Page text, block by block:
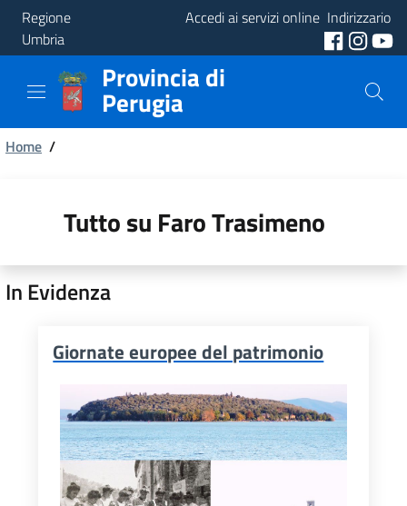
Regione
Umbria
Accedi ai servizi online Indirizzario
Provincia
Aree
Tematiche
Provincia di
Perugia
Briciole
pane
Home /
Tutto su Faro Trasimeno
In Evidenza
Giornate europee del patrimonio